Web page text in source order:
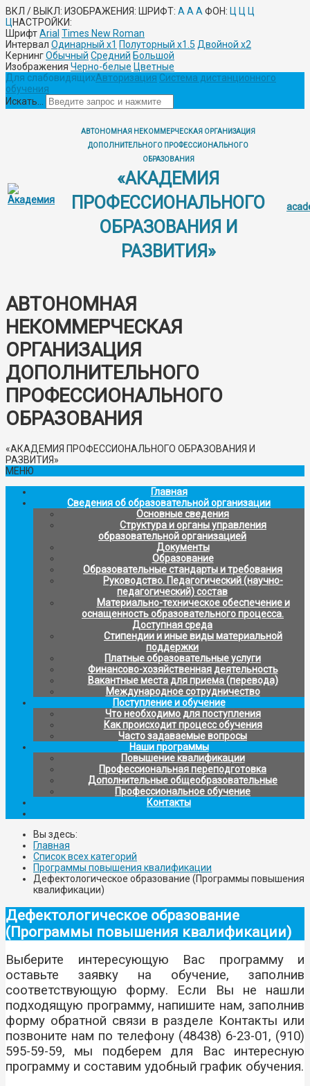
ВКЛ / ВЫКЛ: ИЗОБРАЖЕНИЯ: ШРИФТ: A A A ФОН: Ц Ц Ц
ЦНАСТРОЙКИ:
ШрифтArial Times New Roman
Интервал Одинарный х1 Полуторный х1.5 Двойной х2
КернингОбычный Средний Большой
Изображения Черно-белые Цветные
Для слабовидящихАвторизация Система дистанционного
обучения
Искать...
АВТОНОМНАЯ НЕКОММЕРЧЕСКАЯ ОРГАНИЗАЦИЯ
ДОПОЛНИТЕЛЬНОГО ПРОФЕССИОНАЛЬНОГО
ОБРАЗОВАНИЯ
«АКАДЕМИЯ
ПРОФЕССИОНАЛЬНОГО
ОБРАЗОВАНИЯ И
РАЗВИТИЯ»
АВТОНОМНАЯ
НЕКОММЕРЧЕСКАЯ
ОРГАНИЗАЦИЯ
ДОПОЛНИТЕЛЬНОГО
ПРОФЕССИОНАЛЬНОГО
ОБРАЗОВАНИЯ
«АКАДЕМИЯ ПРОФЕССИОНАЛЬНОГО ОБРАЗОВАНИЯ И
РАЗВИТИЯ»
МЕНЮ
Главная
Сведения об образовательной организации
Основные сведения
Структура и органы управления
образовательной организацией
Документы
Образование
Образовательные стандарты и требования
Руководство. Педагогический (научно-
педагогический) состав
Материально-техническое обеспечение и
оснащенность образовательного процесса.
Доступная среда
Стипендии и иные виды материальной
поддержки
Платные образовательные услуги
Финансово-хозяйственная деятельность
Вакантные места для приема (перевода)
Международное сотрудничество
Поступление и обучение
Что необходимо для поступления
Как происходит процесс обучения
Часто задаваемые вопросы
Наши программы
Повышение квалификации
Профессиональная переподготовка
Дополнительные общеобразовательные
Профессиональное обучение
Контакты
Вы здесь:
Главная
Список всех категорий
Программы повышения квалификации
Дефектологическое образование (Программы повышения
квалификации)
Дефектологическое образование
(Программы повышения квалификации)
Выберите интересующую Вас программу и
оставьте заявку на обучение, заполнив
соответствующую форму. Если Вы не нашли
подходящую программу, напишите нам, заполнив
форму обратной связи в разделе Контакты или
позвоните нам по телефону (48438) 6-23-01, (910)
595-59-59, мы подберем для Вас интересную
программу и составим удобный график обучения.